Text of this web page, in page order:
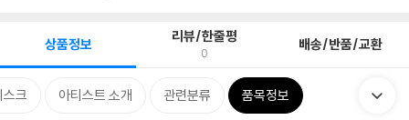
상품정보 리뷰/한줄평
0 배송/반품/교환
스크 아티스트 소개 관련분류 품목정보